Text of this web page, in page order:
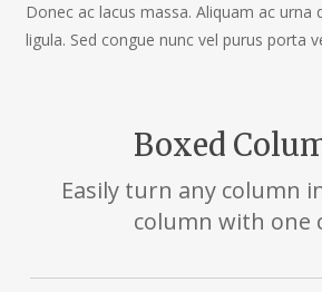
Donec ac lacus massa. Aliquam ac urna
ligula. Sed congue nunc vel purus porta
Boxed
Easily turn any column
column with one